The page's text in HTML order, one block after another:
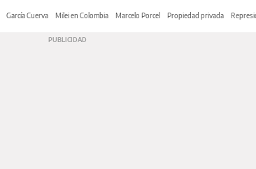
García Cuerva Milei en Colombia Marcelo Porcel Propiedad privada